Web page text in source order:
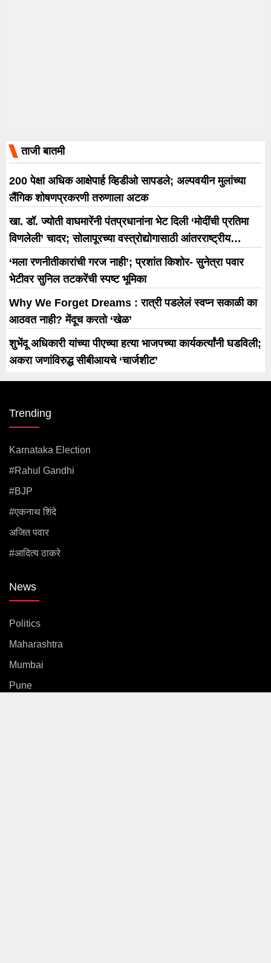
ताजी बातमी
200 पेक्षा अधिक आक्षेपार्ह व्हिडीओ सापडले; अल्पवयीन मुलांच्या
लैंगिक शोषणप्रकरणी तरुणाला अटक
खा. डॉ. ज्योती वाघमारेंनी पंतप्रधानांना भेट दिली ‘मोदींची प्रतिमा
विणलेली’ चादर; सोलापूरच्या वस्त्रोद्योगासाठी आंतरराष्ट्रीय
धोरणाची मागणी
‘मला रणनीतीकारांची गरज नाही’; प्रशांत किशोर- सुनेत्रा पवार
भेटीवर सुनिल तटकरेंची स्पष्ट भूमिका
Why We Forget Dreams : रात्री पडलेलं स्वप्न सकाळी का
आठवत नाही? मेंदूच करतो ‘खेळ’
शुभेंदू अधिकारी यांच्या पीएच्या हत्या भाजपच्या कार्यकर्त्यांनी घडविली;
अकरा जणांविरुद्ध सीबीआयचे ‘चार्जशीट’
Trending
Karnataka Election
#rahul Gandhi
#BJP
#एकनाथ शिंदे
अजित पवार
#आदित्य ठाकरे
News
Politics
Maharashtra
Mumbai
Pune